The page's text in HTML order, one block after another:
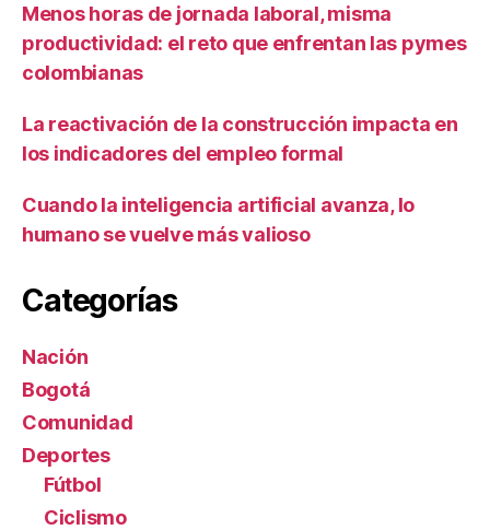
Menos horas de jornada laboral, misma
productividad: el reto que enfrentan las pymes
colombianas
La reactivación de la construcción impacta en
los indicadores del empleo formal
Cuando la inteligencia artificial avanza, lo
humano se vuelve más valioso
Categorías
Nación
Bogotá
Comunidad
Deportes
Fútbol
Ciclismo